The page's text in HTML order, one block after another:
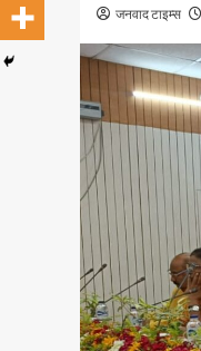
जनवाद टाइम्स